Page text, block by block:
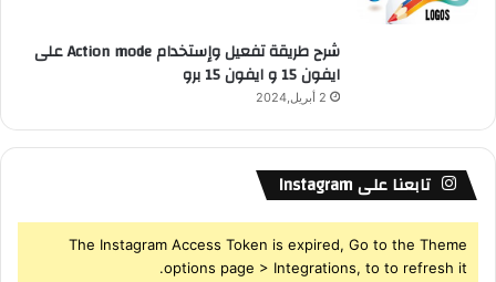
شرح طريقة تفعيل وإستخدام Action mode على
ايفون 15 و ايفون 15 برو
2 أبريل,2024
تابعنا على Instagram
The Instagram Access Token is expired, Go to the Theme
options page > Integrations, to to refresh it.